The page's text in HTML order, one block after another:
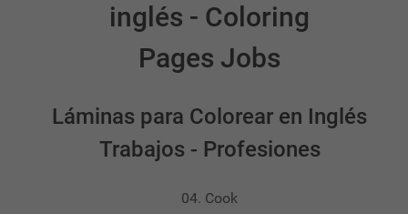
inglés - Coloring
Pages Jobs
Láminas para Colorear en Inglés
Trabajos - Profesiones
04. Cook